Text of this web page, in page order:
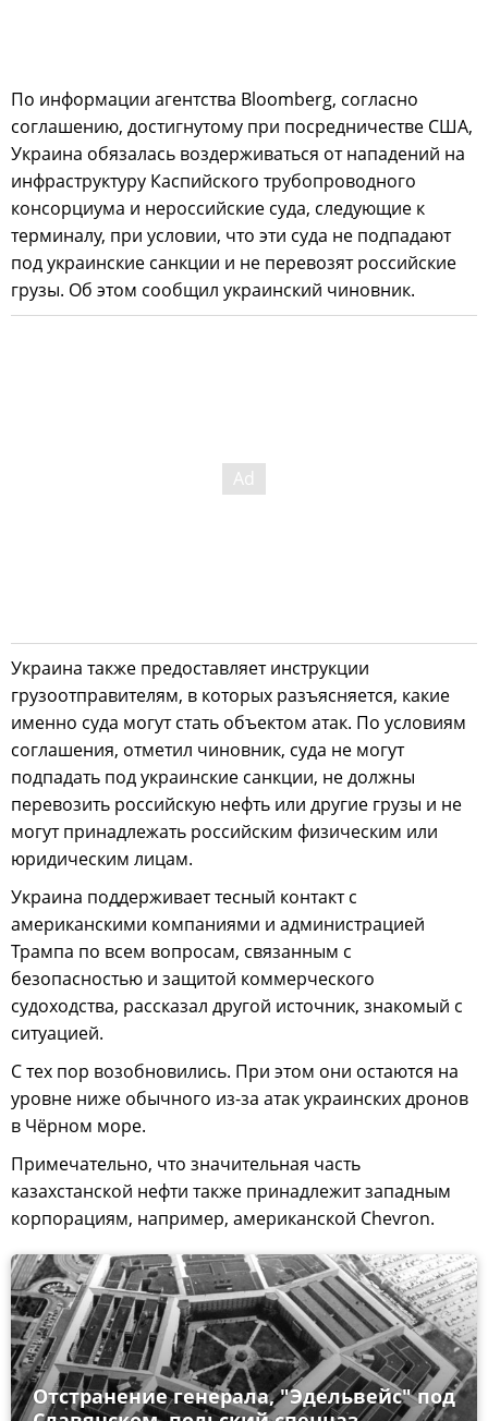
По информации агентства Bloomberg, согласно
соглашению, достигнутому при посредничестве США,
Украина обязалась воздерживаться от нападений на
инфраструктуру Каспийского трубопроводного
консорциума и нероссийские суда, следующие к
терминалу, при условии, что эти суда не подпадают
под украинские санкции и не перевозят российские
грузы. Об этом сообщил украинский чиновник.
Украина также предоставляет инструкции
грузоотправителям, в которых разъясняется, какие
именно суда могут стать объектом атак. По условиям
соглашения, отметил чиновник, суда не могут
подпадать под украинские санкции, не должны
перевозить российскую нефть или другие грузы и не
могут принадлежать российским физическим или
юридическим лицам.
Украина поддерживает тесный контакт с
американскими компаниями и администрацией
Трампа по всем вопросам, связанным с
безопасностью и защитой коммерческого
судоходства, рассказал другой источник, знакомый с
ситуацией.
С тех пор возобновились. При этом они остаются на
уровне ниже обычного из-за атак украинских дронов
в Чёрном море.
Примечательно, что значительная часть
казахстанской нефти также принадлежит западным
корпорациям, например, американской Chevron.
Отстранение генерала, "Эдельвейс" под